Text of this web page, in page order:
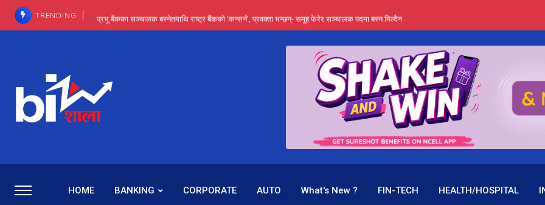
TRENDING प्रभू बैंकका सञ्चालक बस्नेतमाथि राष्ट्र बैंकको ‘कन्सर्न’, प्रवक्ता भन्छन्- समूह फेरेर सञ्चालक पदमा बस्न मिल्दैन
प्रभू बैंकमा सेञ्चुरीबाट आएका कर्मचारीमाथि हदैसम्मको विभेदः एउटै पदमा दुई थरि तलब, वर्षमै ९२ हजार घाटा !
कमाइमा गरिमाको दमदार छलाङ, सेयरधनीलाई २० प्रतिशत लाभांश दिने क्षमता
प्रभु बैंकमा रमिता : सर्वसाधारणबाट छिरेका बस्नेत संस्थापक बनेर निरन्तर, राष्ट्र बैंक किन मौन ?
HOME BANKING CORPORATE AUTO What's New ? FIN-TECH HEALTH/HOSPITAL